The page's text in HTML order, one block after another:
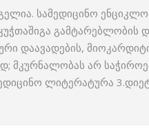
სამედიცინო
დაავადების,
არ
ლიტერატურა